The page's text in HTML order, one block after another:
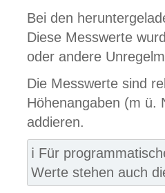
Bei den
Diese Messwerte
oder andere
Die Messwerte sind
Höhenangaben (m ü.
addieren.
ℹ️ Für
Werte stehen auch